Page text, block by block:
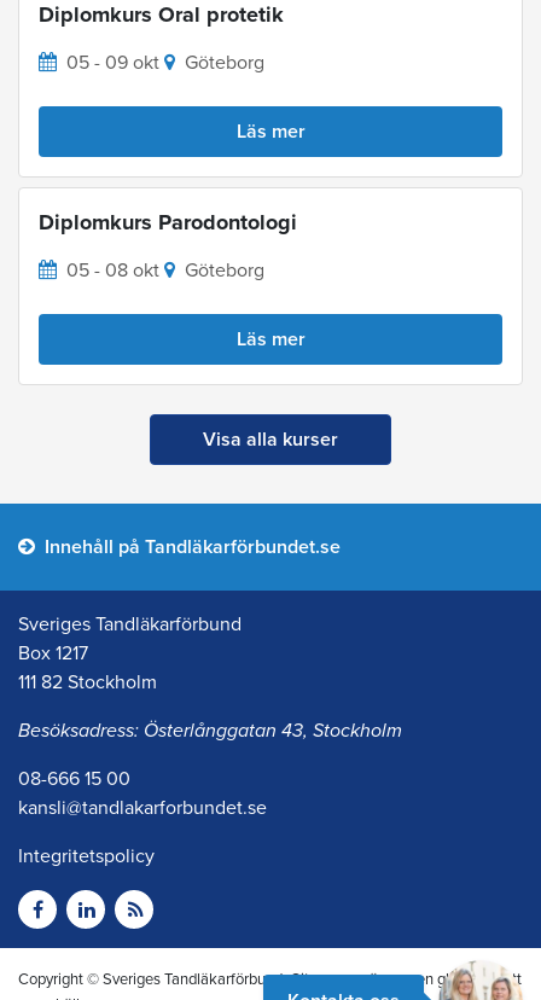
Diplomkurs Oral protetik
05 - 09 okt Göteborg
Läs mer
Diplomkurs Parodontologi
05 - 08 okt Göteborg
Läs mer
Visa alla kurser
Innehåll på Tandläkarförbundet.se
Sveriges Tandläkarförbund
Box 1217
111 82 Stockholm
Besöksadress: Österlånggatan 43, Stockholm
08-666 15 00
kansli@tandlakarforbundet.se
Integritetspolicy
Copyright © Sveriges Tandläkarförbund. Citera oss gärna men glöm inte att